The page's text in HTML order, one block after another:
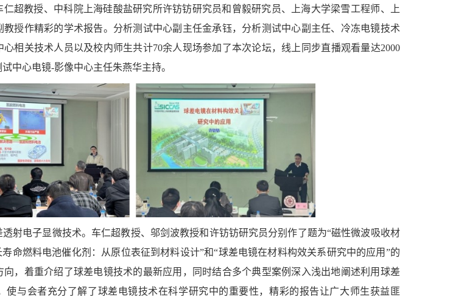
超教授、中科院上海硅酸盐研究所许钫钫研究员和曾毅研究员、上海大学梁雪工程师、上
授作精彩的学术报告。分析测试中心副主任金承钰，分析测试中心副主任、冷冻电镜技术
相关技术人员以及校内师生共计70余人现场参加了本次论坛，线上同步直播观看量达2000
中心电镜-影像中心主任朱燕华主持。
透射电子显微技术。车仁超教授、邬剑波教授和许钫钫研究员分别作了题为“磁性微波吸收材
命燃料电池催化剂：从原位表征到材料设计”和“球差电镜在材料构效关系研究中的应用”的
，着重介绍了球差电镜技术的最新应用，同时结合多个典型案例深入浅出地阐述利用球差
使与会者充分了解了球差电镜技术在科学研究中的重要性，精彩的报告让广大师生获益匪